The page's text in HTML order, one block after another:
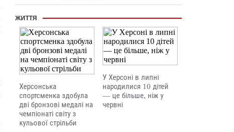
ЖИТТЯ
Херсонська
спортсменка здобула
дві бронзові медалі на
чемпіонаті світу з
кульової стрільби
У Херсоні в липні
народилися 10 дітей
— це більше, ніж у
червні